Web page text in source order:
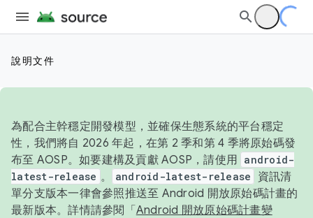
說明文件
為配合主幹穩定開發模型，並確保生態系統的平台穩定
性，我們將自 2026 年起，在第 2 季和第 4 季將原始碼發
布至 AOSP。如要建構及貢獻 AOSP，請使用 android-
latest-release 。 android-latest-release
資訊清
單分支版本一律會參照推送至 Android 開放原始碼計畫的
最新版本。詳情請參閱「 Android 開放原始碼計畫變